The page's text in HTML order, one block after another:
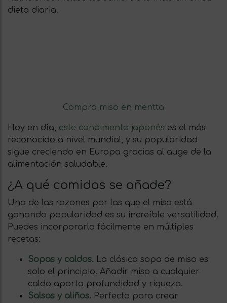
dieta diaria.
Compra miso en mentta
Hoy en día, este condimento japonés es el más
reconocido a nivel mundial, y su popularidad
sigue creciendo en Europa gracias al auge de la
alimentación saludable.
¿A qué comidas se añade?
Una de las razones por las que el miso está
ganando popularidad es su increíble versatilidad.
Puedes incorporarlo fácilmente en múltiples
recetas:
Sopas y caldos. La clásica sopa de miso es
solo el principio. Añadir miso a cualquier
caldo aporta profundidad y riqueza.
Salsas y aliños. Perfecto para crear